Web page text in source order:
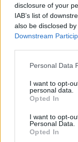
disclosure of your
IAB’s list of
also be disclosed
Downstream
Please note that
not limited to your
grant or deny
use your data for
consent section.
Personal Data
I want to opt-
personal data.
Opted In
I want to opt-
Personal Data.
Opted In
Όσο κι αν φαίνεται
ότι η εξόρυξη Φ.Α. κλπ
πρώτης τάξεως
Reply
2genes
Πολύ καλό νέο. Θα
γινόντουσαν